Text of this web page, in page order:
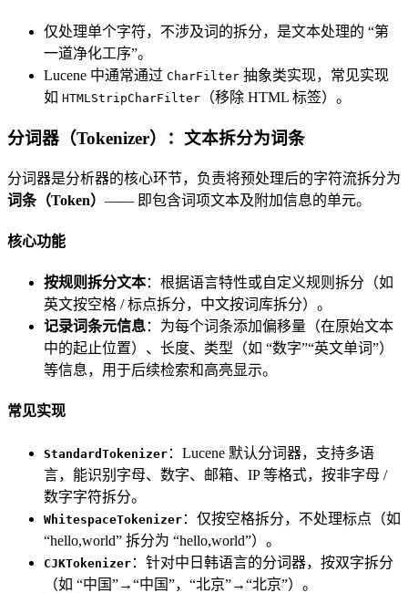
仅处理单个字符，不涉及词的拆分，是文本处理的 “第
一道净化工序”。
Lucene 中通常通过 CharFilter 抽象类实现，常见实现
如 HTMLStripCharFilter （移除 HTML 标签）。
分词器（Tokenizer）：文本拆分为词条
分词器是分析器的核心环节，负责将预处理后的字符流拆分为
词条（Token） —— 即包含词项文本及附加信息的单元。
核心功能
按规则拆分文本：根据语言特性或自定义规则拆分（如
英文按空格 / 标点拆分，中文按词库拆分）。
记录词条元信息：为每个词条添加偏移量（在原始文本
中的起止位置）、长度、类型（如 “数字”“英文单词”）
等信息，用于后续检索和高亮显示。
常见实现
StandardTokenizer ：Lucene 默认分词器，支持多语
言，能识别字母、数字、邮箱、IP 等格式，按非字母 /
数字字符拆分。
WhitespaceTokenizer ：仅按空格拆分，不处理标点（如
“hello,world” 拆分为 “hello,world”）。
CJKTokenizer ：针对中日韩语言的分词器，按双字拆分
（如 “中国”→“中国”，“北京”→“北京”）。